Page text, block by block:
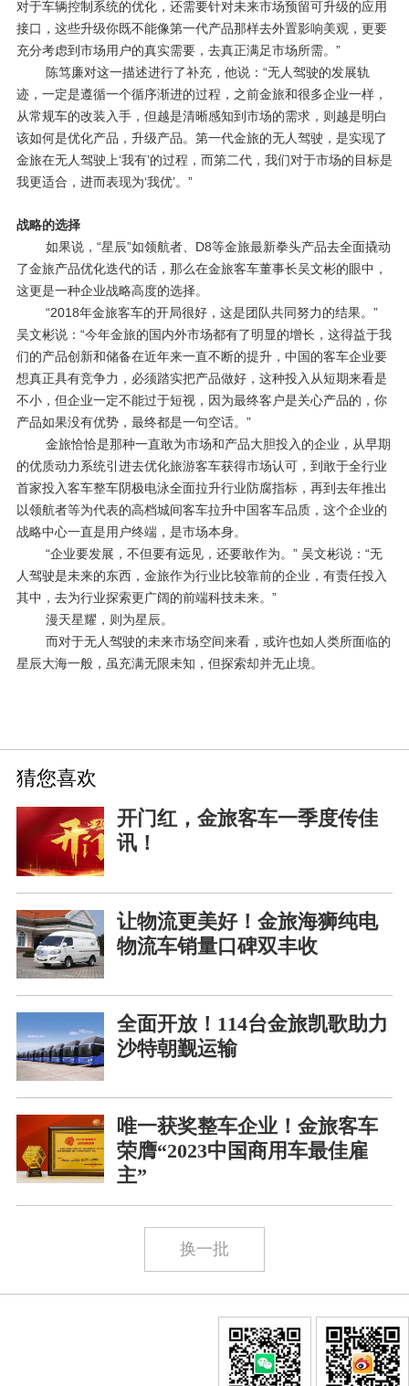
对于车辆控制系统的优化，还需要针对未来市场预留可升级的应用
接口，这些升级你既不能像第一代产品那样去外置影响美观，更要
充分考虑到市场用户的真实需要，去真正满足市场所需。”
陈笃廉对这一描述进行了补充，他说：“无人驾驶的发展轨
迹，一定是遵循一个循序渐进的过程，之前金旅和很多企业一样，
从常规车的改装入手，但越是清晰感知到市场的需求，则越是明白
该如何是优化产品，升级产品。第一代金旅的无人驾驶，是实现了
金旅在无人驾驶上‘我有’的过程，而第二代，我们对于市场的目标是
我更适合，进而表现为‘我优’。”
战略的选择
如果说，“星辰”如领航者、 D8等金旅最新拳头产品去全面撬动
了金旅产品优化迭代的话，那么在金旅客车董事长吴文彬的眼中，
这更是一种企业战略高度的选择。
“2018年金旅客车的开局很好，这是团队共同努力的结果。”
吴文彬说：“今年金旅的国内外市场都有了明显的增长，这得益于我
们的产品创新和储备在近年来一直不断的提升，中国的客车企业要
想真正具有竞争力，必须踏实把产品做好，这种投入从短期来看是
不小，但企业一定不能过于短视，因为最终客户是关心产品的，你
产品如果没有优势，最终都是一句空话。”
金旅恰恰是那种一直敢为市场和产品大胆投入的企业，从早期
的优质动力系统引进去优化旅游客车获得市场认可，到敢于全行业
首家投入客车整车阴极电泳全面拉升行业防腐指标，再到去年推出
以领航者等为代表的高档城间客车拉升中国客车品质，这个企业的
战略中心一直是用户终端，是市场本身。
“企业要发展，不但要有远见，还要敢作为。” 吴文彬说：“无
人驾驶是未来的东西，金旅作为行业比较靠前的企业，有责任投入
其中，去为行业探索更广阔的前端科技未来。”
漫天星耀，则为星辰。
而对于无人驾驶的未来市场空间来看，或许也如人类所面临的
星辰大海一般，虽充满无限未知，但探索却并无止境。
猜您喜欢
开门红，金旅客车一季度传佳
讯！
让物流更美好！金旅海狮纯电
物流车销量口碑双丰收
全面开放！114台金旅凯歌助力
沙特朝觐运输
唯一获奖整车企业！金旅客车
荣膺“2023中国商用车最佳雇
主”
换一批